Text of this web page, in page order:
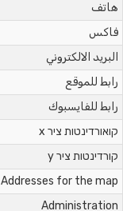
هاتف
فاكس
البريد الالكتروني
رابط للموقع
رابط للفايسبوك
קואורדינטות ציר x
קורדינטות ציר y
Addresses for the map
Administration